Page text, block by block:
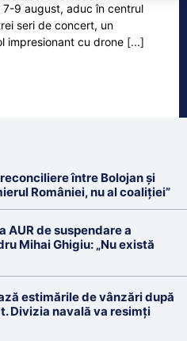
7-9 august, aduc în centrul
seri de concert, un
impresionant cu drone [...]
între Bolojan și
României, nu al coaliției”
AUR de suspendare a
Mihai Ghigiu: „Nu există
estimările de vânzări după
Divizia navală va resimți